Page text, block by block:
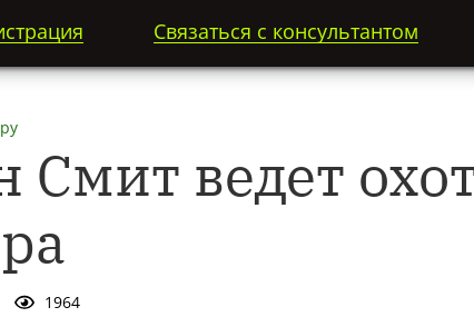
Связаться с консультантом
Смит ведет
1964